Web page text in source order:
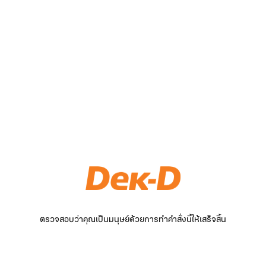
ตรวจสอบว่าคุณเป็นมนุษย์ด้วยการทำคำสั่งนี้ให้เสร็จสิ้น